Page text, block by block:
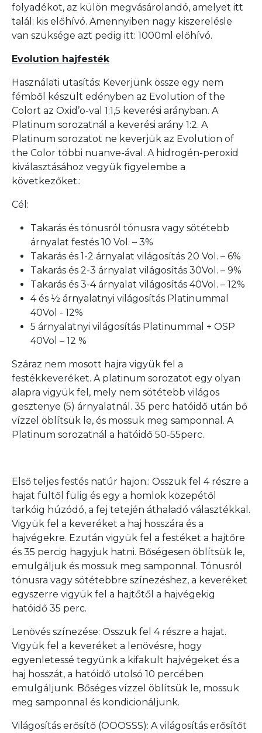
folyadékot, az külön megvásárolandó, amelyet itt
talál: kis előhívó. Amennyiben nagy kiszerelésle
van szüksége azt pedig itt: 1000ml előhívó.
Evolution hajfesték
Használati utasítás: Keverjünk össze egy nem
fémből készült edényben az Evolution of the
Colort az Oxid’o-val 1:1,5 keverési arányban. A
Platinum sorozatnál a keverési arány 1:2. A
Platinum sorozatot ne keverjük az Evolution of
the Color többi nuanve-ával. A hidrogén-peroxid
kiválasztásához vegyük figyelembe a
következőket.:
Cél:
Takarás és tónusról tónusra vagy sötétebb
árnyalat festés 10 Vol. – 3%
Takarás és 1-2 árnyalat világosítás 20 Vol. – 6%
Takarás és 2-3 árnyalat világosítás 30Vol. – 9%
Takarás és 3-4 árnyalat világosítás 40Vol. – 12%
4 és ½ árnyalatnyi világosítás Platinummal
40Vol - 12%
5 árnyalatnyi világosítás Platinummal + OSP
40Vol – 12 %
Száraz nem mosott hajra vigyük fel a
festékkeveréket. A platinum sorozatot egy olyan
alapra vigyük fel, mely nem sötétebb világos
gesztenye (5) árnyalatnál. 35 perc hatóidő után bő
vízzel öblítsük le, és mossuk meg samponnal. A
Platinum sorozatnál a hatóidő 50-55perc.
Első teljes festés natúr hajon.: Osszuk fel 4 részre a
hajat fültől fülig és egy a homlok közepétől
tarkóig húzódó, a fej tetején áthaladó választékkal.
Vigyük fel a keveréket a haj hosszára és a
hajvégekre. Ezután vigyük fel a festéket a hajtőre
és 35 percig hagyjuk hatni. Bőségesen öblítsük le,
emulgáljuk és mossuk meg samponnal. Tónusról
tónusra vagy sötétebbre színezéshez, a keveréket
egyszerre vigyük fel a hajtőtől a hajvégekig
hatóidő 35 perc.
Lenövés színezése: Osszuk fel 4 részre a hajat.
Vigyük fel a keveréket a lenövésre, hogy
egyenletessé tegyünk a kifakult hajvégeket és a
haj hosszát, a hatóidő utolsó 10 percében
emulgáljunk. Bőséges vízzel öblítsük le, mossuk
meg samponnal és kondicionáljunk.
Világosítás erősítő (OOOSSS): A világosítás erősítőt